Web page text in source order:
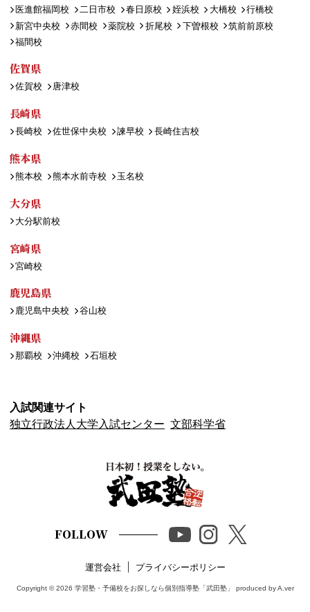
医進館福岡校
二日市校 春日原校 姪浜校 大橋校
行橋校
新宮中央校
赤間校 薬院校 折尾校 下曽根校
筑前前原校
福間校
佐賀県
佐賀校 唐津校
長崎県
長崎校 佐世保中央校 諫早校 長崎住吉校
熊本県
熊本校 熊本水前寺校 玉名校
大分県
大分駅前校
宮崎県
宮崎校
鹿児島県
鹿児島中央校 谷山校
沖縄県
那覇校 沖縄校 石垣校
入試関連サイト
独立行政法人大学入試センター 文部科学省
FOLLOW
運営会社 プライバシーポリシー
Copyright © 2026 学習塾・予備校をお探しなら個別指導塾「武田塾」 produced by A.ver